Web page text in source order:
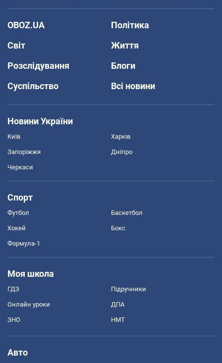
OBOZ.UA
Політика
Світ
Життя
Розслідування
Блоги
Суспільство
Всі новини
Новини України
Київ Харків
Запоріжжя Дніпро
Черкаси
Спорт
Футбол Баскетбол
Хокей Бокс
Формула-1
Моя школа
ГДЗ Підручники
Онлайн уроки ДПА
ЗНО НМТ
Авто